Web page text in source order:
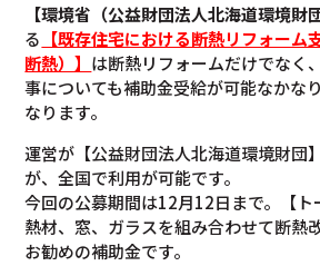
【環境省（公益財団法人北海道環境財団
る 【既存住宅における断熱リフォーム
断熱）】 は断熱リフォームだけでなく
事についても補助金受給が可能なかな
なります。
運営が【公益財団法人北海道環境財団
が、全国で利用が可能です。
今回の公募期間は12月12日まで。【
熱材、窓、ガラスを組み合わせて断熱
お勧めの補助金です。